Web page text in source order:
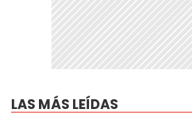
LAS MÁS LEÍDAS